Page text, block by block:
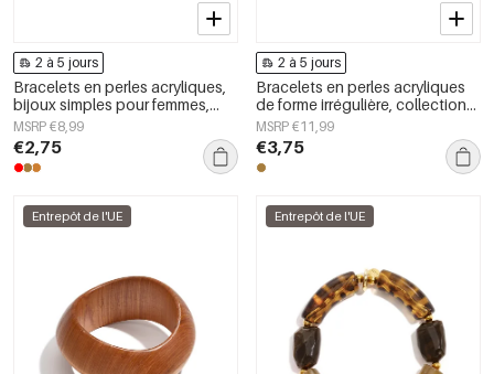
2 à 5 jours
Bracelets en perles acryliques,
bijoux simples pour femmes,
collection Daily Simple
MSRP €8,99
€2,75
2 à 5 jours
Bracelets en perles acryliques
de forme irrégulière, collection
Simple Daily Simple, bijoux pour
femmes
MSRP €11,99
€3,75
Entrepôt de l'UE Entrepôt de l'UE